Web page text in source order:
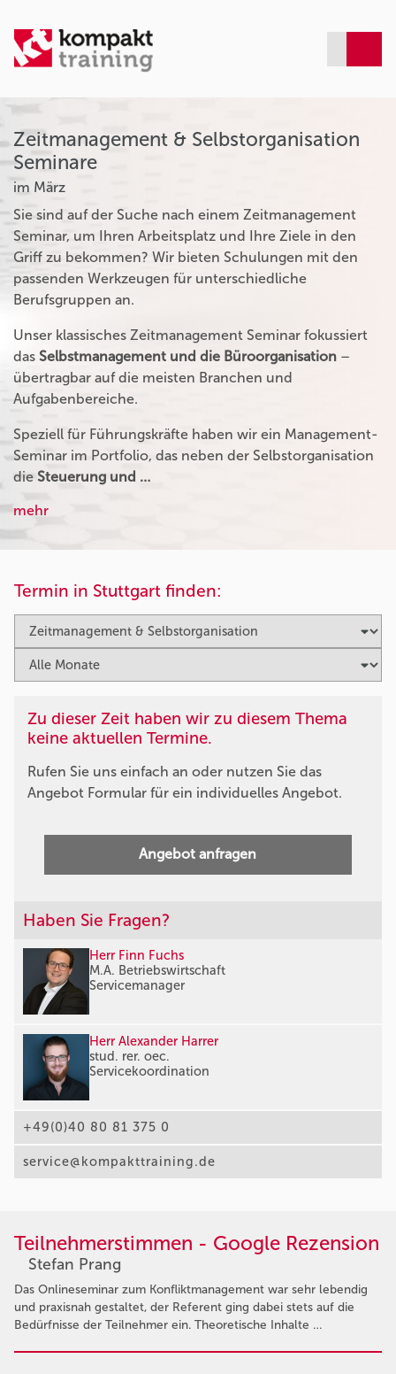
Zeitmanagement & Selbstorganisation
Seminare
im März
Sie sind auf der Suche nach einem Zeitmanagement
Seminar, um Ihren Arbeitsplatz und Ihre Ziele in den
Griff zu bekommen? Wir bieten Schulungen mit den
passenden Werkzeugen für unterschiedliche
Berufsgruppen an.
Unser klassisches Zeitmanagement Seminar fokussiert
das Selbstmanagement und die Büroorganisation –
übertragbar auf die meisten Branchen und
Aufgabenbereiche.
Speziell für Führungskräfte haben wir ein Management-
Seminar im Portfolio, das neben der Selbstorganisation
die Steuerung und …
mehr
Termin in Stuttgart finden:
Zu dieser Zeit haben wir zu diesem Thema
keine aktuellen Termine.
Rufen Sie uns einfach an oder nutzen Sie das
Angebot Formular für ein individuelles Angebot.
Angebot anfragen
Haben Sie Fragen?
Herr Finn Fuchs
M.A. Betriebswirtschaft
Servicemanager
Herr Alexander Harrer
stud. rer. oec.
Servicekoordination
+49(0)40 80 81 375 0
service@kompakttraining.de
Teilnehmerstimmen - Google Rezension
Stefan Prang
Das Onlineseminar zum Konfliktmanagement war sehr lebendig
und praxisnah gestaltet, der Referent ging dabei stets auf die
Bedürfnisse der Teilnehmer ein. Theoretische Inhalte …